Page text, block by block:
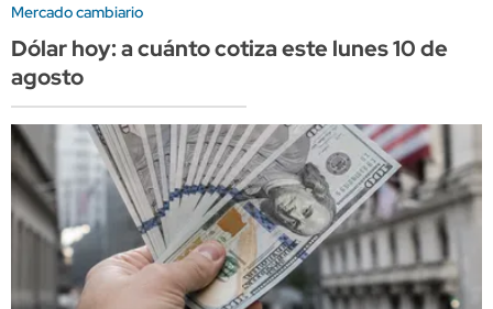
Mercado cambiario
Dólar hoy: a cuánto cotiza este lunes 10 de
agosto